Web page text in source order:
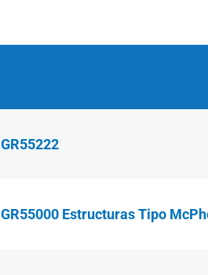
GR55222
GR55000 Estructuras Tipo